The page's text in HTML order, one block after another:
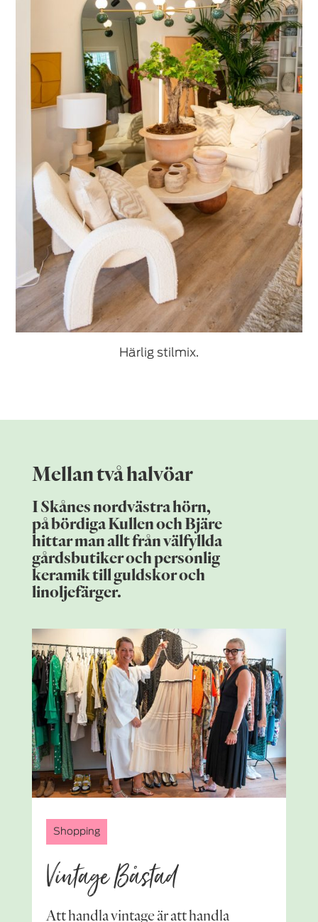
Härlig stilmix.
Mellan två halvöar
I Skånes nordvästra hörn,
på bördiga Kullen och Bjäre
hittar man allt från välfyllda
gårdsbutiker och personlig
keramik till guldskor och
linoljefärger.
Shopping
Vintage Båstad
Att handla vintage är att handla